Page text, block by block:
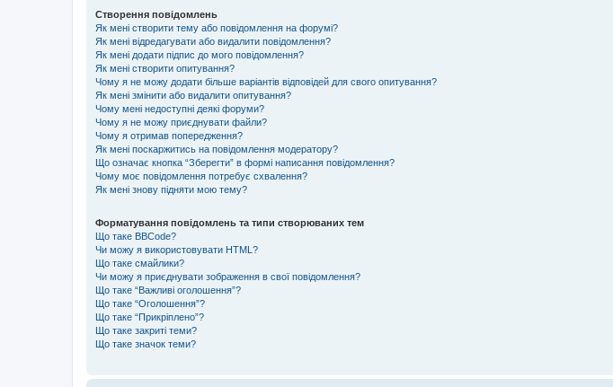
Створення повідомлень
Як мені створити тему або повідомлення на форумі?
Як мені відредагувати або видалити повідомлення?
Як мені додати підпис до мого повідомлення?
Як мені створити опитування?
Чому я не можу додати більше варіантів відповідей для свого опитування?
Як мені змінити або видалити опитування?
Чому мені недоступні деякі форуми?
Чому я не можу приєднувати файли?
Чому я отримав попередження?
Як мені поскаржитись на повідомлення модератору?
Що означає кнопка “Зберегти” в формі написання повідомлення?
Чому моє повідомлення потребує схвалення?
Як мені знову підняти мою тему?
Форматування повідомлень та типи створюваних тем
Що таке BBCode?
Чи можу я використовувати HTML?
Що таке смайлики?
Чи можу я приєднувати зображення в свої повідомлення?
Що таке “Важливі оголошення”?
Що таке “Оголошення”?
Що таке “Прикріплено”?
Що таке закриті теми?
Що таке значок теми?